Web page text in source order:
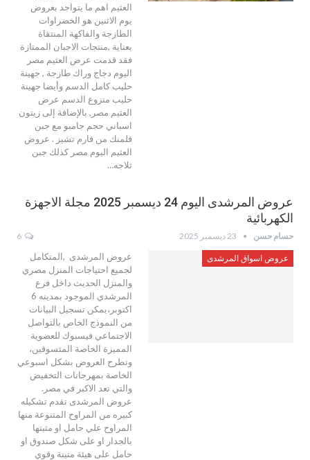
العثيم اهم ما يتواجد بعروض
يوم الاثنين هو الخضراوات
الطازجة والفاكهة المنتقاة
بعناية ,منتجات الاجبان الممتازة
فقد قدمت عرض العثيم مصر
اليوم دجاج وراك طازجة , جهينة
حليب كامل الدسم وأيضا جهينة
حليب منزوع الدسم عرض
العثيم مصر, بالإضافة إلى زيتون
اسباني حجم جامبو مع جبن
فلمنك من فارم تشيز . عروض
العثيم اليوم مصر كذلك جبن
ثلاجه…
عروض المرشدى اليوم 24 ديسمبر 2025 مجلة الاجهزة
الكهربائية
حسام حسن 23 ديسمبر 2025
عروض اسواق المرشدى
عروض المرشدى ,المتكامل
لجميع احتياجات المنزل مصري
والمنزل الحديث داخل فرع
المرشدي الموجود بمدينه 6
اكتوبر،يمكن تسجيل البيانات
من النموذج الخاص بالتواصل
الاجتماعي فيسبوك للعضوية
المميزة الخاصة المتسوقين،
وتطرح العروض بشكل اسبوعي
الخاصة بمهرجانات التخفيض
والتي تعد الاكبر في مصر.
عروض المرشدى تقدم تشكيله
كبيره من المراوح المتنوعة منها
المراوح علي حامل او مثبتها
بالجدار او على شكل صندوق او
حامل على هيئة متينة وقوي